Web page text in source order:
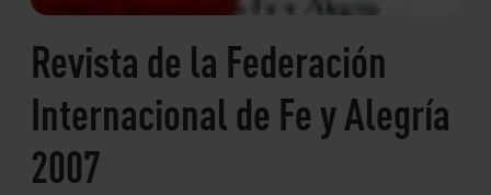
Revista de la Federación
Internacional de Fe y Alegría
2007